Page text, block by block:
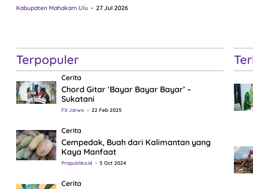
Kabupaten Mahakam Ulu 27 Jul 2026
Terpopuler
Cerita
Chord Gitar ‘Bayar Bayar Bayar’ –
Sukatani
FX Jarwo 22 Feb 2025
Cerita
Cempedak, Buah dari Kalimantan yang
Kaya Manfaat
Propublika.id 5 Oct 2024
Cerita